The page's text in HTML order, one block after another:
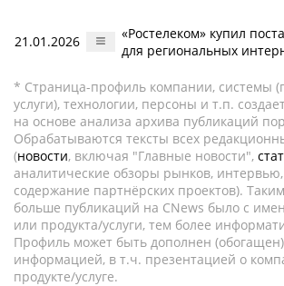
21.01.2026
«Ростелеком» купил
для региональных
* Страница-профиль компании, системы
услуги), технологии, персоны и т.п.
на основе анализа архива публикаций
Обрабатываются тексты всех
(новости, включая "Главные новости",
аналитические обзоры рынков,
содержание партнёрских проектов).
больше публикаций на CNews было с
или продукта/услуги, тем более
Профиль может быть дополнен
информацией, в т.ч. презентацией о
продукте/услуге.